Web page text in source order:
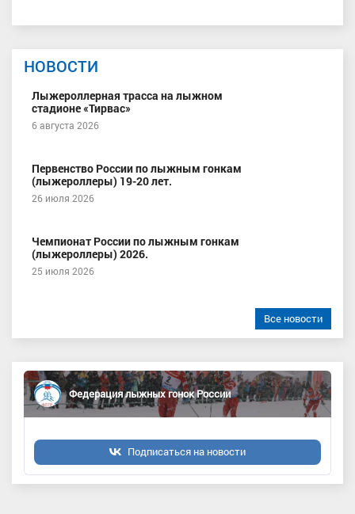
НОВОСТИ
Лыжероллерная трасса на лыжном
стадионе «Тирвас»
6 августа 2026
Первенство России по лыжным гонкам
(лыжероллеры) 19-20 лет.
26 июля 2026
Чемпионат России по лыжным гонкам
(лыжероллеры) 2026.
25 июля 2026
Все новости
Федерация лыжных гонок России
Подписаться на новости